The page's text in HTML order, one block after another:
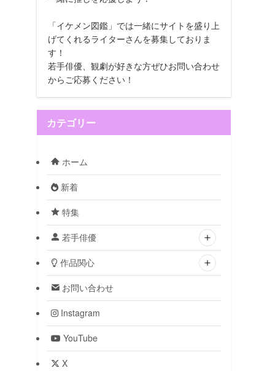
「イケメン図鑑」では一緒にサイトを盛り上
げてくれるライターさんを募集しておりま
す！
若手俳優、観劇が好きな方ぜひお問い合わせ
からご応募ください！
カテゴリー
ホーム
新着
特集
若手俳優
作品関心
お問い合わせ
Instagram
YouTube
X